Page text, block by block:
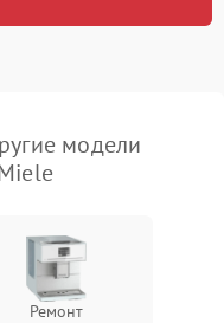
модели
Ремонт